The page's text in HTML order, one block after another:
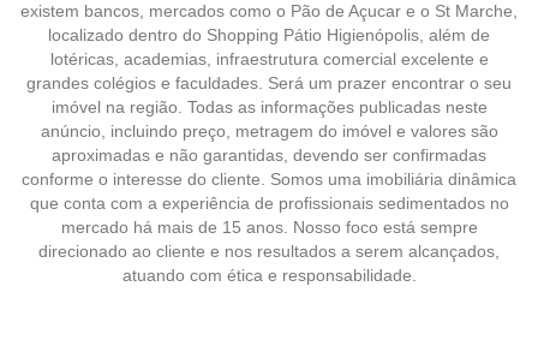
existem bancos, mercados como o Pão de Açucar e o St Marche,
localizado dentro do Shopping Pátio Higienópolis, além de
lotéricas, academias, infraestrutura comercial excelente e
grandes colégios e faculdades. Será um prazer encontrar o seu
imóvel na região. Todas as informações publicadas neste
anúncio, incluindo preço, metragem do imóvel e valores são
aproximadas e não garantidas, devendo ser confirmadas
conforme o interesse do cliente. Somos uma imobiliária dinâmica
que conta com a experiência de profissionais sedimentados no
mercado há mais de 15 anos. Nosso foco está sempre
direcionado ao cliente e nos resultados a serem alcançados,
atuando com ética e responsabilidade.